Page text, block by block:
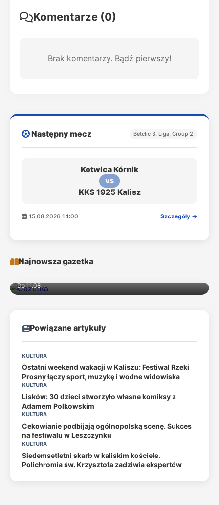
Komentarze (0)
Brak komentarzy. Bądź pierwszy!
Następny mecz Betclic 3. Liga, Group 2
Kotwica Kórnik
VS
KKS 1925 Kalisz
15.08.2026 14:00 Szczegóły →
Najnowsza gazetka
Do 11.08
Powiązane artykuły
KULTURA
Ostatni weekend wakacji w Kaliszu: Festiwal Rzeki
Prosny łączy sport, muzykę i wodne widowiska
KULTURA
Lisków: 30 dzieci stworzyło własne komiksy z
Adamem Polkowskim
KULTURA
Cekowianie podbijają ogólnopolską scenę. Sukces
na festiwalu w Leszczynku
KULTURA
Siedemsetletni skarb w kaliskim kościele.
Polichromia św. Krzysztofa zadziwia ekspertów